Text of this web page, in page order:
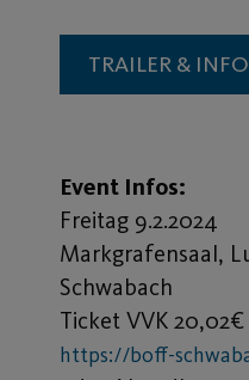
TRAILER &
Event Infos:
Freitag 9.2.2024
Markgrafensaal,
Schwabach
Ticket VVK 20,02€
https://boff-